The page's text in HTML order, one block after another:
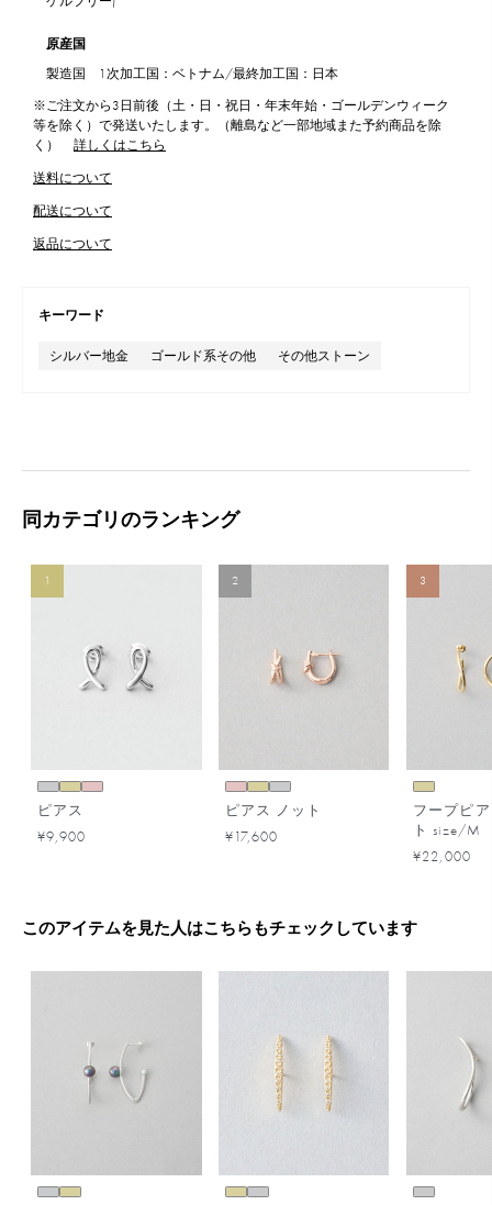
原産国
製造国 1次加工国：ベトナム/最終加工国：日本
※ご注文から3日前後（土・日・祝日・年末年始・ゴールデンウィーク
等を除く）で発送いたします。（離島など一部地域また予約商品を除
く）
詳しくはこちら
送料について
配送について
返品について
キーワード
シルバー地金 ゴールド系その他 その他ストーン
同カテゴリのランキング
1
ピアス
¥9,900
2
ピアス ノット
¥17,600
3
フープピ
ト size/M
¥22,000
このアイテムを見た人はこちらもチェックしています